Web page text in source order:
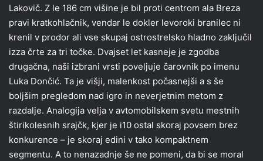
Lakovič. Z le 186 cm višine je bil proti centrom ala Breza
pravi kratkohlačnik, vendar le dokler levoroki branilec ni
krenil v prodor ali vse skupaj ostrostrelsko hladno zaključil
izza črte za tri točke. Dvajset let kasneje je zgodba
drugačna, naši izbrani vrsti poveljuje čarovnik po imenu
Luka Dončić. Ta je višji, malenkost počasnejši a s še
boljšim pregledom nad igro in neverjetnim metom z
razdalje. Analogija velja v avtomobilskem svetu mestnih
štirikolesnih srajčk, kjer je i10 ostal skoraj povsem brez
konkurence – je skoraj edini v tako kompaktnem
segmentu. A to nenazadnje še ne pomeni, da bi se moral